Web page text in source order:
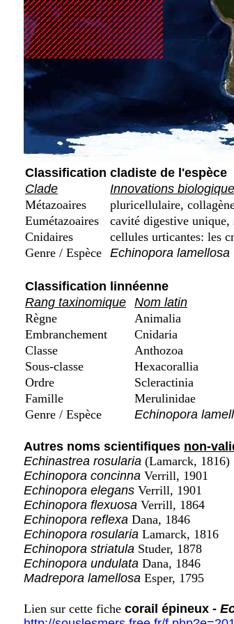
Classification cladiste de l'espèce
Clade
Innovations
Métazoaires
pluricellulaire,
Eumétazoaires
cavité digestive unique,
Cnidaires
cellules urticantes: les
Genre / Espèce Echinopora lamellosa
Classification linnéenne
Rang taxinomique Nom latin
Règne
Animalia
Embranchement
Cnidaria
Classe
Anthozoa
Sous-classe
Hexacorallia
Ordre
Scleractinia
Famille
Merulinidae
Genre / Espèce
Echinopora
Autres noms scientifiques non-
Echinastrea rosularia (Lamarck, 1816)
Echinopora concinna Verrill, 1901
Echinopora elegans Verrill, 1901
Echinopora flexuosa Verrill, 1864
Echinopora reflexa Dana, 1846
Echinopora rosularia Lamarck, 1816
Echinopora striatula Studer, 1878
Echinopora undulata Dana, 1846
Madrepora lamellosa Esper, 1795
Lien sur cette fiche corail épineux -